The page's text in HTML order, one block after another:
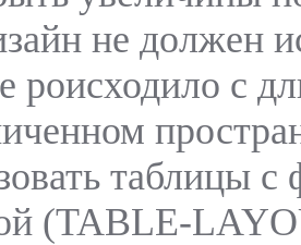
не должен
роисходило с
таблицы с
(TABLE-